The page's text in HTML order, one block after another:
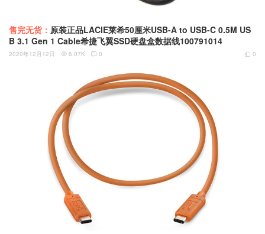
售完无货： 原装正品LACIE莱希50厘米USB-A to USB-C 0.5M US
B 3.1 Gen 1 Cable希捷飞翼SSD硬盘盒数据线100791014
 0
2020年12月12日  6.07K  0